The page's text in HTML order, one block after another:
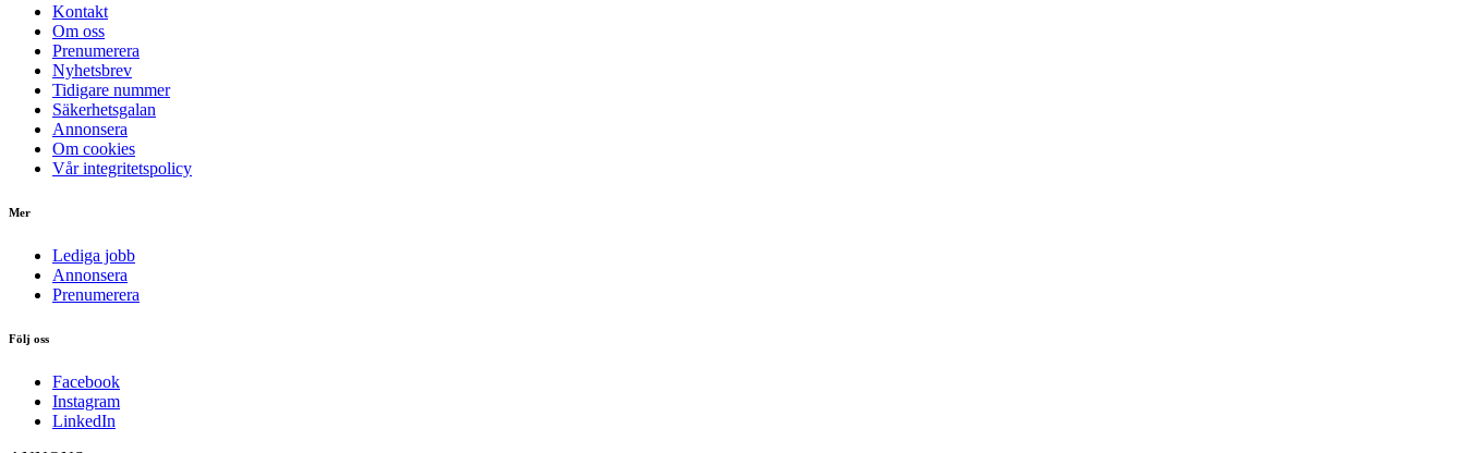
Kontakt
Om oss
Prenumerera
Nyhetsbrev
Tidigare nummer
Säkerhetsgalan
Annonsera
Om cookies
Vår integritetspolicy
Mer
Lediga jobb
Annonsera
Prenumerera
Följ oss
Facebook
Instagram
LinkedIn